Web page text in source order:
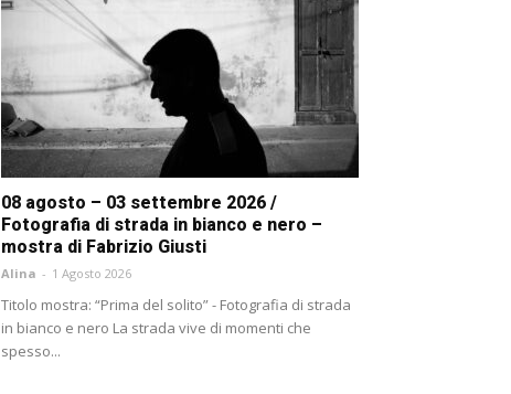
08 agosto – 03 settembre 2026 /
Fotografia di strada in bianco e nero –
mostra di Fabrizio Giusti
Alina - 1 Agosto 2026
Titolo mostra: “Prima del solito” - Fotografia di strada
in bianco e nero La strada vive di momenti che
spesso...